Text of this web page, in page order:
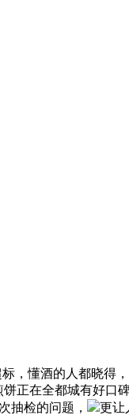
懂酒的人都晓得
正在全都城有好
抽检的问题，
更让